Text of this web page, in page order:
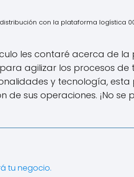
con la plataforma logística
les contaré acerca de
agilizar los procesos
y tecnología,
sus operaciones. ¡No se
tu negocio.